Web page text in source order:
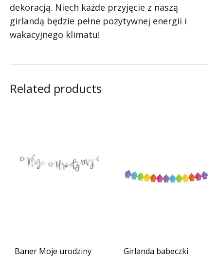
dekoracją. Niech każde przyjęcie z naszą
girlandą będzie pełne pozytywnej energii i
wakacyjnego klimatu!
Related products
Baner Moje urodziny
Girlanda babeczki